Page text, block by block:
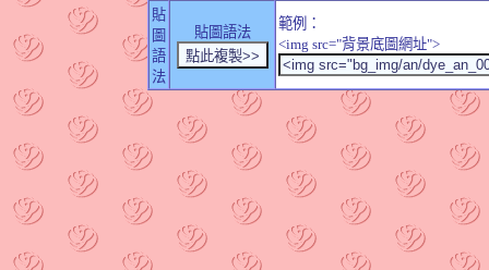
貼
圖
語
法
貼圖語法
範例：
<img src="背景底圖網址">